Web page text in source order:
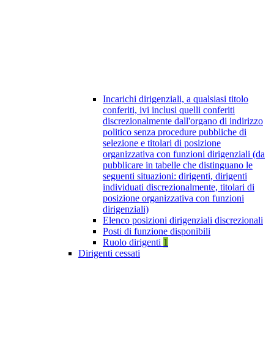
Incarichi dirigenziali, a qualsiasi titolo
conferiti, ivi inclusi quelli conferiti
discrezionalmente dall'organo di indirizzo
politico senza procedure pubbliche di
selezione e titolari di posizione
organizzativa con funzioni dirigenziali (da
pubblicare in tabelle che distinguano le
seguenti situazioni: dirigenti, dirigenti
individuati discrezionalmente, titolari di
posizione organizzativa con funzioni
dirigenziali)
Elenco posizioni dirigenziali discrezionali
Posti di funzione disponibili
Ruolo dirigenti 1
Dirigenti cessati